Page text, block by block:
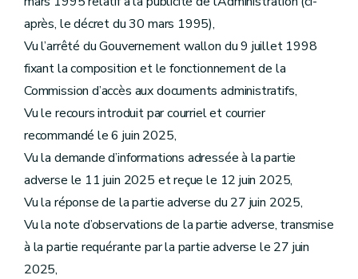
après, le décret du 30 mars 1995),
Vu l’arrêté du Gouvernement wallon du 9 juillet 1998
fixant la composition et le fonctionnement de la
Commission d’accès aux documents administratifs,
Vu le recours introduit par courriel et courrier
recommandé le 6 juin 2025,
Vu la demande d’informations adressée à la partie
adverse le 11 juin 2025 et reçue le 12 juin 2025,
Vu la réponse de la partie adverse du 27 juin 2025,
Vu la note d’observations de la partie adverse, transmise
à la partie requérante par la partie adverse le 27 juin
2025,